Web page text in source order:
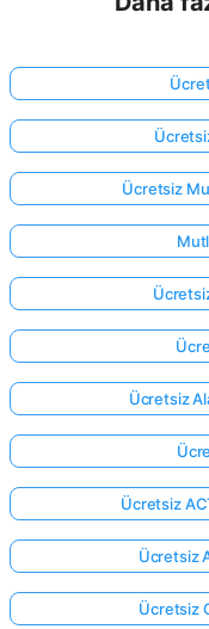
Ücretsiz
Ücretsiz
Ücretsiz
Ücretsiz
Ücretsiz